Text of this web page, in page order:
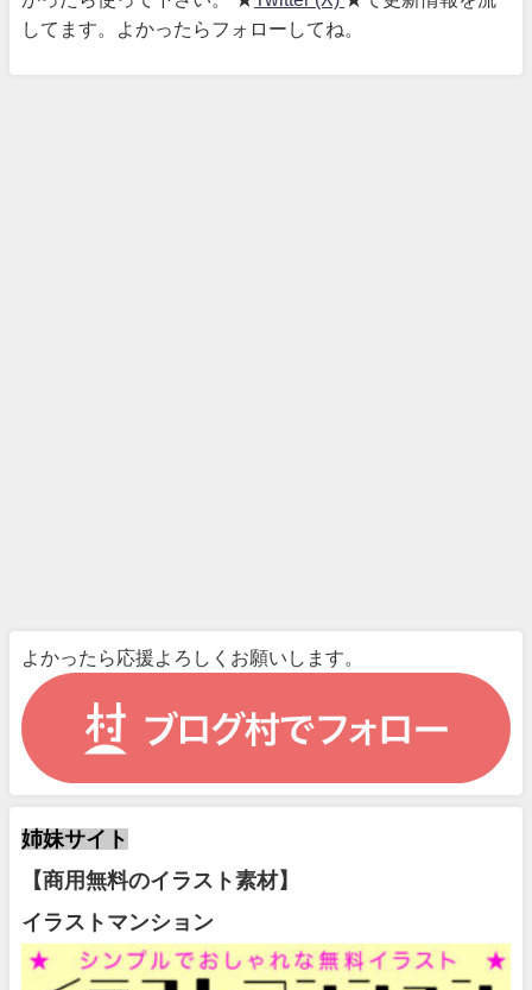
してます。よかったらフォローしてね。
よかったら応援よろしくお願いします。
姉妹サイト
【商用無料のイラスト素材】
イラストマンション